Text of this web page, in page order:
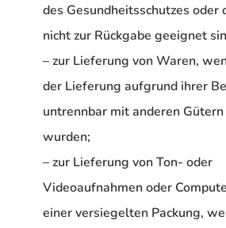
des Gesundheitsschutzes oder
nicht zur Rückgabe geeignet
– zur Lieferung von Waren,
der Lieferung aufgrund ihrer
untrennbar mit anderen
wurden;
– zur Lieferung von Ton- oder
Videoaufnahmen oder
einer versiegelten Packung,